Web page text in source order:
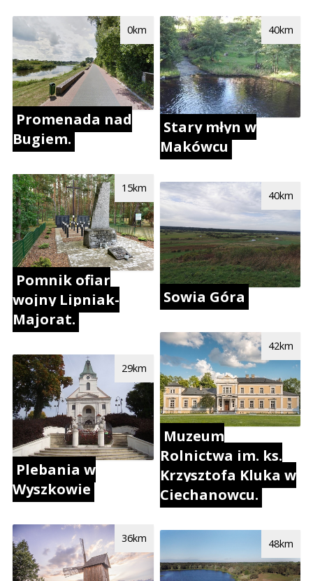
Promenada nad
Bugiem.
0km
Pomnik ofiar
wojny Lipniak-
Majorat.
15km
Plebania w
Wyszkowie
29km
36km
Stary młyn w
Makówcu
40km
Sowia Góra
40km
Muzeum
Rolnictwa im. ks.
Krzysztofa Kluka w
Ciechanowcu.
42km
48km